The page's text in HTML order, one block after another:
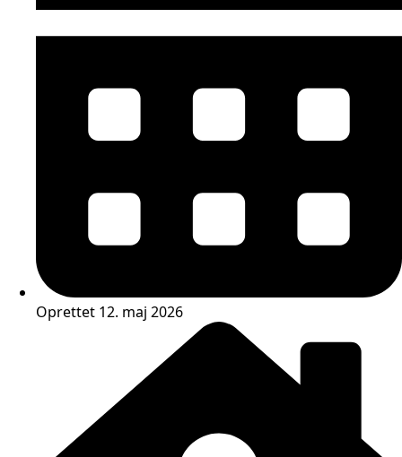
Oprettet 12. maj 2026